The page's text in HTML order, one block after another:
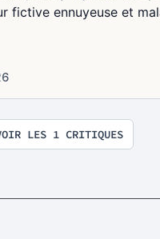
fictive ennuyeuse et
LES 1 CRITIQUES